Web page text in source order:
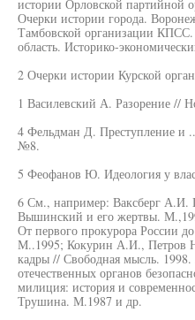
истории Орловской партийной
Очерки истории города.
Тамбовской организации
область. Историко-
2 Очерки истории Курской
1 Василевский А. Разорение //
4 Фельдман Д. Преступление и
№8.
5 Феофанов Ю. Идеология у
6 См., например: Ваксберг А.И.
Вышинский и его жертвы.
От первого прокурора России
М..1995; Кокурин А.И., Петров
кадры // Свободная мысль.
отечественных органов
милиция: история и
Трушина. М.1987 и др.